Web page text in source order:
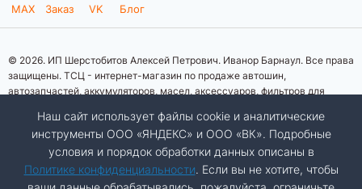
MAX Заказ VK Блог
© 2026. ИП Шерстобитов Алексей Петрович. Иванор Барнаул. Все права
защищены. ТСЦ - интернет-магазин по продаже автошин,
автозапчастей, аккумуляторов, масел, аксессуаров, фильтров для
информационный характер. Представленная информация о товарах, их
стоимости, характеристик, фото, наличия на складе ни при каких
условиях не является публичной офертой, определяемой положениями
Статьи 437 (2) Гражданского кодекса Российской Федерации.
Изображения товаров на фотографиях, представленных на сайте, могут
Наш сайт использует файлы cookie и аналитические
инструменты ООО «ЯНДЕКС» и ООО «ВК». Подробные
условия и порядок обработки данных описаны в
Политике конфиденциальности. Если вы не хотите, чтобы